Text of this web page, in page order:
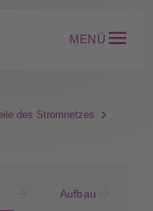
MENÜ
des Stromnetzes
Aufbau